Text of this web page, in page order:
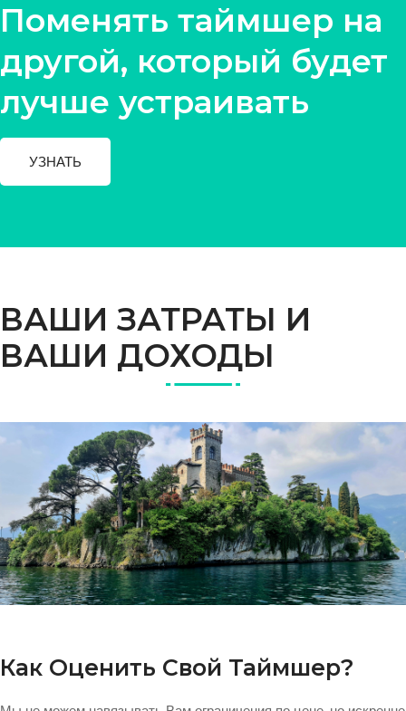
Поменять таймшер на
другой, который будет
лучше устраивать
УЗНАТЬ
ВАШИ ЗАТРАТЫ И
ВАШИ ДОХОДЫ
Как Оценить Свой Таймшер?